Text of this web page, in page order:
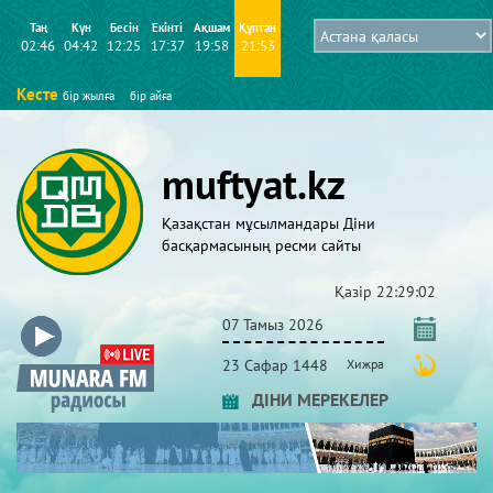
Таң
02:46
Күн
04:42
Бесін
12:25
Екінті
17:37
Ақшам
19:58
Құптан
21:53
Кесте бір жылға бір айға
muftyat.kz
Қазақстан мұсылмандары Діни
басқармасының ресми сайты
Қазір 22:29:02
07 Тамыз 2026
23 Сафар 1448 Хижра
ДІНИ МЕРЕКЕЛЕР